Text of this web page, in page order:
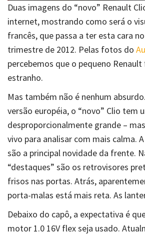
Duas imagens do “novo” Renault
internet, mostrando como será o
francês, que passa a ter esta cara
trimestre de 2012. Pelas fotos do
percebemos que o pequeno
estranho.
Mas também não é nenhum
versão européia, o “novo” Clio tem
desproporcionalmente grande –
vivo para analisar com mais calma.
são a principal novidade da frente.
“destaques” são os retrovisores
frisos nas portas. Atrás,
porta-malas está mais reta. As
Debaixo do capô, a expectativa é
motor 1.0 16V flex seja usado.